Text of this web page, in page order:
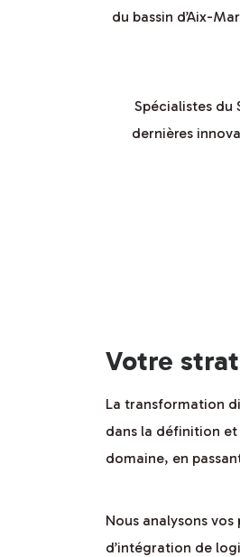
du bassin d’Aix-
Spécialistes du
dernières
Votre
La transformation
dans la définition
domaine, en
Nous analysons
d’intégration de